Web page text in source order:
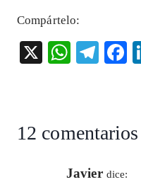
Compártelo:
X
W
p
p
T
ra
m
F
o
12 comentarios
Javier dice: